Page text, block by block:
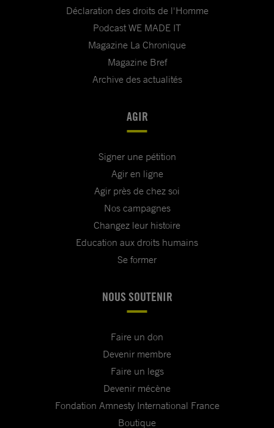
Déclaration des droits de l'Homme
Podcast WE MADE IT
Magazine La Chronique
Magazine Bref
Archive des actualités
AGIR
Signer une pétition
Agir en ligne
Agir près de chez soi
Nos campagnes
Changez leur histoire
Education aux droits humains
Se former
NOUS SOUTENIR
Faire un don
Devenir membre
Faire un legs
Devenir mécène
Fondation Amnesty International France
Boutique